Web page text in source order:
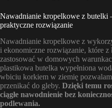
Nawadnianie kropelkowe z
praktyczne rozwiązanie
Nawadnianie kropelkowe z
i ekonomiczne rozwiązanie, które z
zastosować w domowych
plastikowa butelka wypełniona
wbiciu korkiem w ziemię
przenikać do gleby. Dzięki temu
ciągłe nawodnienie bez
podlewania.